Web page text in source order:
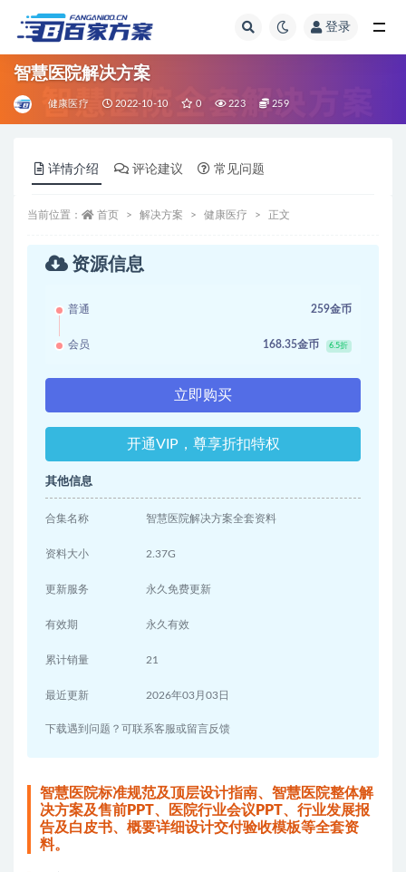
登录
智慧医院解决方案
健康医疗 2022-10-10 0 223 259
详情介绍 评论建议 常见问题
当前位置： 首页 解决方案 健康医疗 正文
资源信息
普通 259金币
会员 168.35金币 6.5折
立即购买
开通VIP，尊享折扣特权
其他信息
合集名称 智慧医院解决方案全套资料
资料大小 2.37G
更新服务 永久免费更新
有效期 永久有效
累计销量 21
最近更新 2026年03月03日
下载遇到问题？可联系客服或留言反馈
智慧医院标准规范及顶层设计指南、智慧医院整体解
决方案及售前PPT、医院行业会议PPT、行业发展报
告及白皮书、概要详细设计交付验收模板等全套资
料。